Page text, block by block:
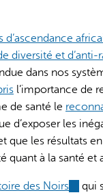
diversité et
dans nos
l’importance de
de santé le
les
que les résultats
quant à la santé
des Noirs (linkqui